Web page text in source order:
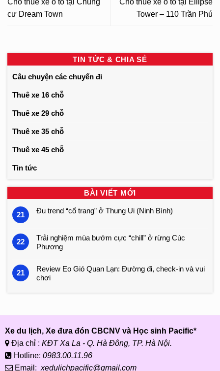
cư Dream Town
Tower – 110 Trần Phú
TIN TỨC & CHIA SẺ
Câu chuyện các chuyến đi
Thuê xe 16 chỗ
Thuê xe 29 chỗ
Thuê xe 35 chỗ
Thuê xe 45 chỗ
Tin tức
BÀI VIẾT MỚI
21 Đu trend “cổ trang” ở Thung Ui (Ninh Bình)
22
Trải nghiệm mùa bướm cực “chill” ở rừng Cúc
Phương
21
Review Eo Gió Quan Lạn: Đường đi, check-in và vui
chơi
Xe du lịch, Xe đưa đón CBCNV và Học sinh Pacific*
Địa chỉ : KĐT Xa La - Q. Hà Đông, TP. Hà Nội.
Hotline: 0983.00.11.96
Email: xedulichpacific@gmail.com